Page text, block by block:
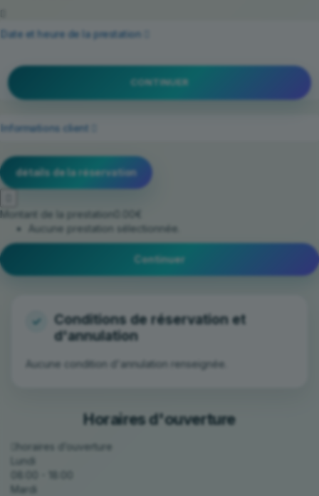
Date et heure de la prestation
CONTINUER
Informations client
détails de la réservation
Montant de la prestation
0.00€
Aucune prestation sélectionnée.
Continuer
Aucune condition d'annulation renseignée.
Horaires d'ouverture
horaires d’ouverture
Lundi
Mardi